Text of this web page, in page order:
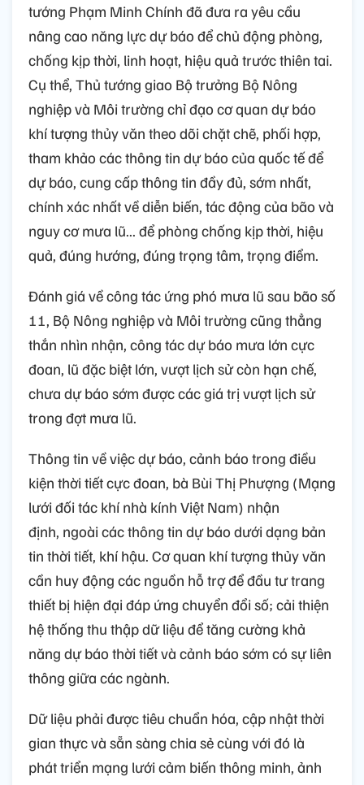
tướng Phạm Minh Chính đã đưa ra yêu cầu
nâng cao năng lực dự báo để chủ động phòng,
chống kịp thời, linh hoạt, hiệu quả trước thiên tai.
Cụ thể, Thủ tướng giao Bộ trưởng Bộ Nông
nghiệp và Môi trường chỉ đạo cơ quan dự báo
khí tượng thủy văn theo dõi chặt chẽ, phối hợp,
tham khảo các thông tin dự báo của quốc tế để
dự báo, cung cấp thông tin đầy đủ, sớm nhất,
chính xác nhất về diễn biến, tác động của bão và
nguy cơ mưa lũ... để phòng chống kịp thời, hiệu
quả, đúng hướng, đúng trọng tâm, trọng điểm.
Đánh giá về công tác ứng phó mưa lũ sau bão số
11, Bộ Nông nghiệp và Môi trường cũng thẳng
thắn nhìn nhận, công tác dự báo mưa lớn cực
đoan, lũ đặc biệt lớn, vượt lịch sử còn hạn chế,
chưa dự báo sớm được các giá trị vượt lịch sử
trong đợt mưa lũ.
Thông tin về việc dự báo, cảnh báo trong điều
kiện thời tiết cực đoan, bà Bùi Thị Phượng (Mạng
lưới đối tác khí nhà kính Việt Nam) nhận
định, ngoài các thông tin dự báo dưới dạng bản
tin thời tiết, khí hậu. Cơ quan khí tượng thủy văn
cần huy động các nguồn hỗ trợ để đầu tư trang
thiết bị hiện đại đáp ứng chuyển đổi số; cải thiện
hệ thống thu thập dữ liệu để tăng cường khả
năng dự báo thời tiết và cảnh báo sớm có sự liên
thông giữa các ngành.
Dữ liệu phải được tiêu chuẩn hóa, cập nhật thời
gian thực và sẵn sàng chia sẻ cùng với đó là
phát triển mạng lưới cảm biến thông minh, ảnh